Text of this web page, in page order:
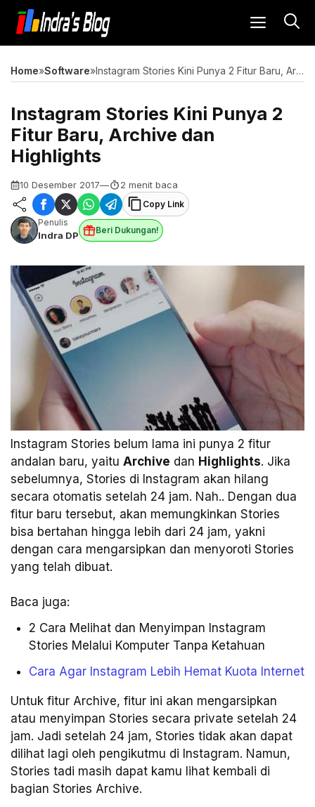
Langsung
isi
MENU
Home»Software» Instagram Stories Kini Punya 2 Fitur Baru, Archive dan Highlights
Instagram Stories Kini Punya 2
Fitur Baru, Archive dan
Highlights
10 Desember 2017— 2 menit baca
Copy Link
Penulis
Indra DP Beri Dukungan!
Instagram Stories belum lama ini punya 2 fitur
andalan baru, yaitu Archive dan Highlights. Jika
sebelumnya, Stories di Instagram akan hilang
secara otomatis setelah 24 jam. Nah.. Dengan dua
fitur baru tersebut, akan memungkinkan Stories
bisa bertahan hingga lebih dari 24 jam, yakni
dengan cara mengarsipkan dan menyoroti Stories
yang telah dibuat.
Baca juga:
2 Cara Melihat dan Menyimpan Instagram
Stories Melalui Komputer Tanpa Ketahuan
Cara Agar Instagram Lebih Hemat Kuota Internet
Untuk fitur Archive, fitur ini akan mengarsipkan
atau menyimpan Stories secara private setelah 24
jam. Jadi setelah 24 jam, Stories tidak akan dapat
dilihat lagi oleh pengikutmu di Instagram. Namun,
Stories tadi masih dapat kamu lihat kembali di
bagian Stories Archive.